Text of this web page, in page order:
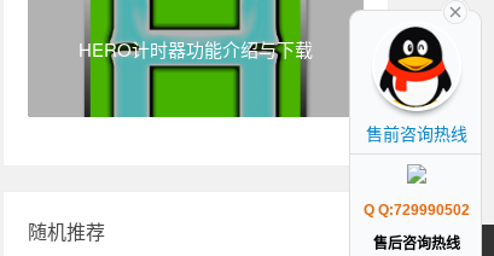
HERO计时器功能介绍与下载
随机推荐
售前咨询热线
Q Q:729990502
售后咨询热线